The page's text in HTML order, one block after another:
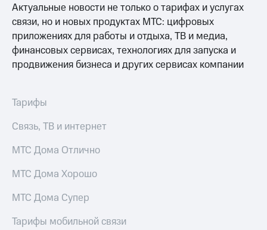
Актуальные новости не только о тарифах и услугах
связи, но и новых продуктах МТС: цифровых
приложениях для работы и отдыха, ТВ и медиа,
финансовых сервисах, технологиях для запуска и
продвижения бизнеса и других сервисах компании
Тарифы
Связь, ТВ и интернет
МТС Дома Отлично
МТС Дома Хорошо
МТС Дома Супер
Тарифы мобильной связи